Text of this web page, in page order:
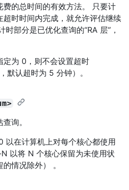
的总时间的有效方法。 只要计
时时间内完成，就允许评估继续
部分是已优化查询的“RA 层”，
定为 0，则不会设置超时
默认超时为 5 分钟）。
询。
以在计算机上对每个核心都使用
以将 N 个核心保留为未使用状
情况除外） 。